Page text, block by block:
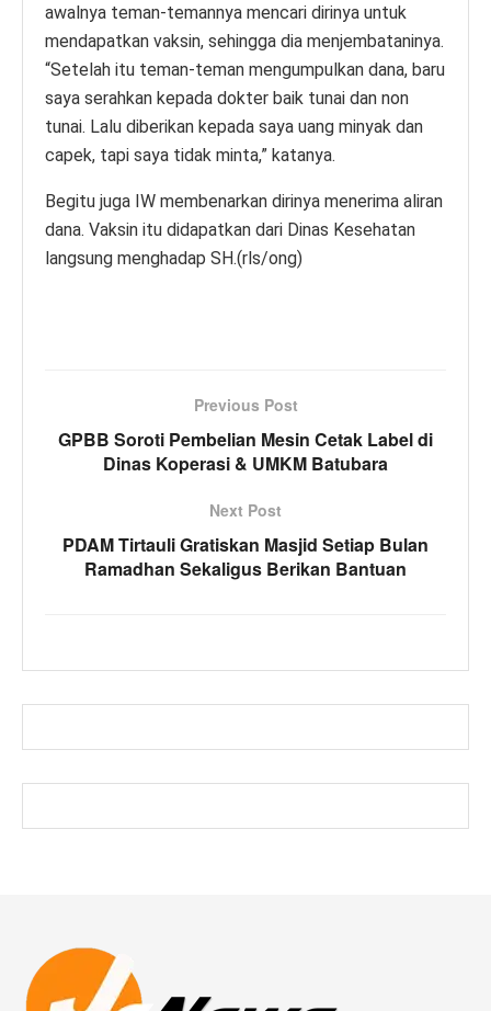
awalnya teman-temannya mencari dirinya untuk
mendapatkan vaksin, sehingga dia menjembataninya.
“Setelah itu teman-teman mengumpulkan dana, baru
saya serahkan kepada dokter baik tunai dan non
tunai. Lalu diberikan kepada saya uang minyak dan
capek, tapi saya tidak minta,” katanya.
Begitu juga IW membenarkan dirinya menerima aliran
dana. Vaksin itu didapatkan dari Dinas Kesehatan
langsung menghadap SH.(rls/ong)
Previous Post
GPBB Soroti Pembelian Mesin Cetak Label di
Dinas Koperasi & UMKM Batubara
Next Post
PDAM Tirtauli Gratiskan Masjid Setiap Bulan
Ramadhan Sekaligus Berikan Bantuan